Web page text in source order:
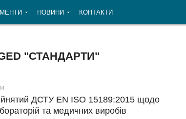
НОВИНИ КОНТАКТИ
"СТАНДАРТИ"
ДСТУ EN ISO 15189:2015 щодо
та медичних виробів